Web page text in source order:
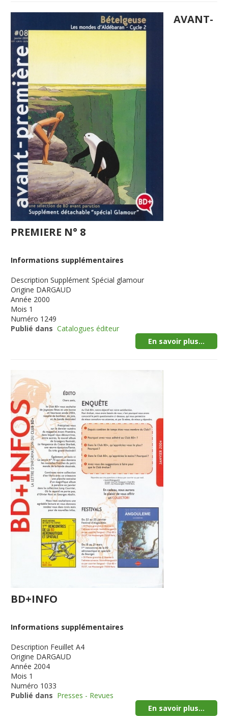
AVANT-
PREMIERE N° 8
Informations supplémentaires
Description Supplément Spécial glamour
Origine DARGAUD
Année 2000
Mois 1
Numéro 1249
Publié dans Catalogues éditeur
En savoir plus...
BD+INFO
Informations supplémentaires
Description Feuillet A4
Origine DARGAUD
Année 2004
Mois 1
Numéro 1033
Publié dans Presses - Revues
En savoir plus...